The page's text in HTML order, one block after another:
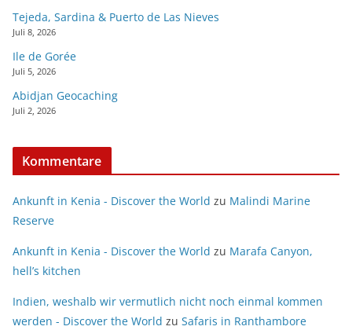
Tejeda, Sardina & Puerto de Las Nieves
Juli 8, 2026
Ile de Gorée
Juli 5, 2026
Abidjan Geocaching
Juli 2, 2026
Kommentare
Ankunft in Kenia - Discover the World zu Malindi Marine
Reserve
Ankunft in Kenia - Discover the World zu Marafa Canyon,
hell’s kitchen
Indien, weshalb wir vermutlich nicht noch einmal kommen
werden - Discover the World zu Safaris in Ranthambore